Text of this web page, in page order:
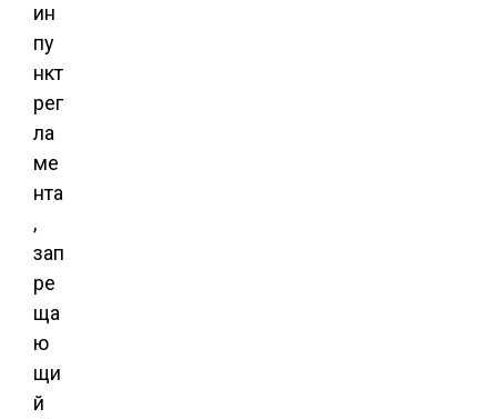
ин
пу
нкт
рег
ла
ме
нта
,
зап
ре
ща
ю
щи
й